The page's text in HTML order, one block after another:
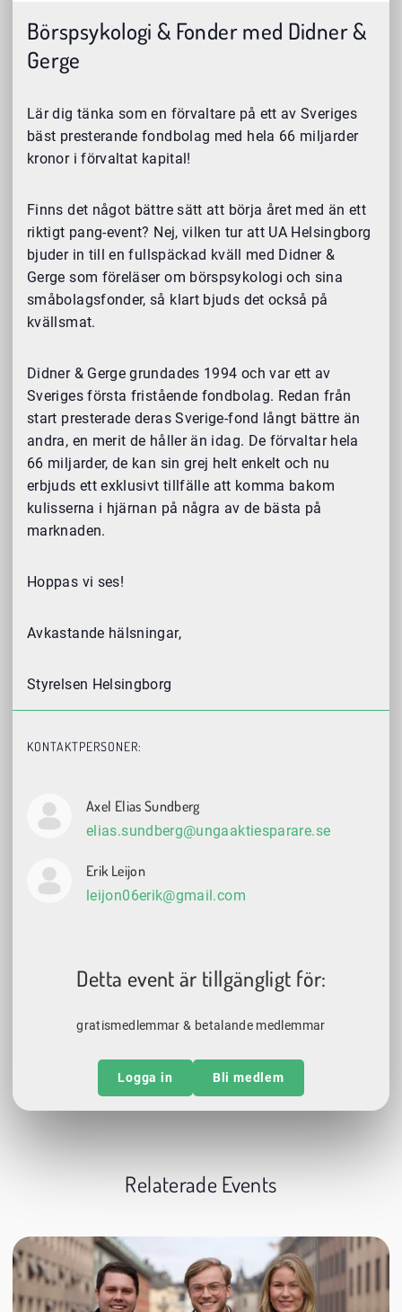
Börspsykologi & Fonder med Didner &
Gerge
Lär dig tänka som en förvaltare på ett av Sveriges
bäst presterande fondbolag med hela 66 miljarder
kronor i förvaltat kapital!
Finns det något bättre sätt att börja året med än ett
riktigt pang-event? Nej, vilken tur att UA Helsingborg
bjuder in till en fullspäckad kväll med Didner &
Gerge som föreläser om börspsykologi och sina
småbolagsfonder, så klart bjuds det också på
kvällsmat.
Didner & Gerge grundades 1994 och var ett av
Sveriges första fristående fondbolag. Redan från
start presterade deras Sverige-fond långt bättre än
andra, en merit de håller än idag. De förvaltar hela
66 miljarder, de kan sin grej helt enkelt och nu
erbjuds ett exklusivt tillfälle att komma bakom
kulisserna i hjärnan på några av de bästa på
marknaden.
Hoppas vi ses!
Avkastande hälsningar,
Styrelsen Helsingborg
KONTAKTPERSONER:
Axel Elias Sundberg
elias.sundberg@ungaaktiesparare.se
Erik Leijon
leijon06erik@gmail.com
Detta event är tillgängligt för:
gratismedlemmar & betalande medlemmar
Logga in Bli medlem
Relaterade Events